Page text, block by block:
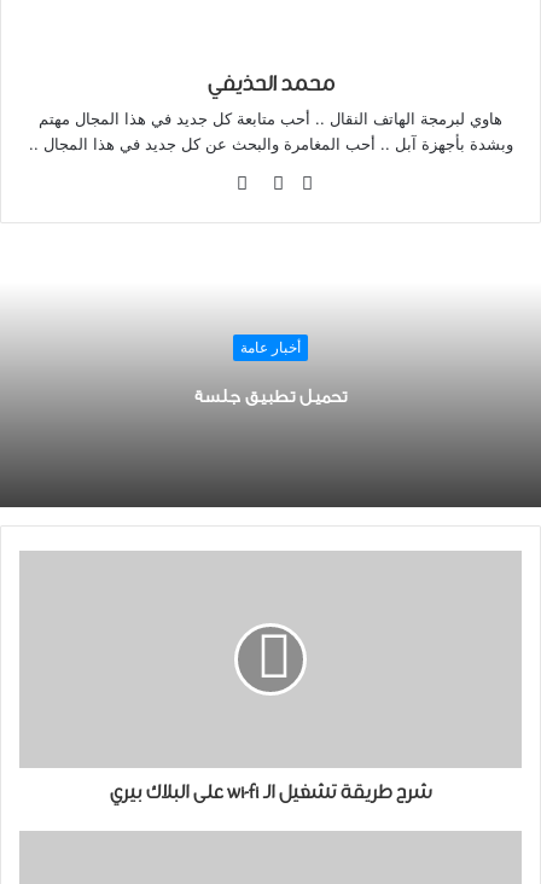
محمد الحذيفي
هاوي لبرمجة الهاتف النقال .. أحب متابعة كل جديد في هذا المجال مهتم
وبشدة بأجهزة آبل .. أحب المغامرة والبحث عن كل جديد في هذا المجال ..
موقع
فيسبوك
أخبار عامة
تحميل تطبيق جلسة
شرح طريقة تشغيل الـ wi-fi على البلاك بيري